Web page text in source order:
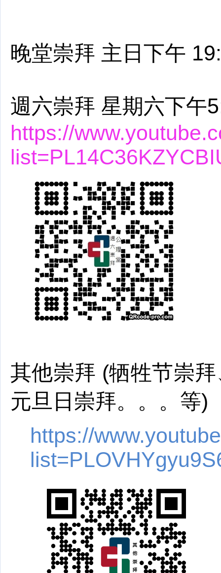
晚堂崇拜 主日下午
週六崇拜 星期六下午
https://
其他崇拜 (牺牲节崇
元旦日崇拜。。。等)
https://